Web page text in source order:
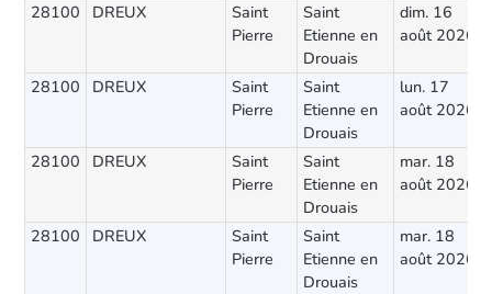
28100 DREUX
Saint
Pierre
Saint
Etienne en
Drouais
dim. 16
août 2026
28100 DREUX
Saint
Pierre
Saint
Etienne en
Drouais
lun. 17
août 2026
28100 DREUX
Saint
Pierre
Saint
Etienne en
Drouais
mar. 18
août 2026
28100 DREUX
Saint
Pierre
Saint
Etienne en
Drouais
mar. 18
août 2026